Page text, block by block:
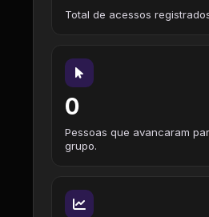
Total de acessos
0
Pessoas que avancaram
grupo.